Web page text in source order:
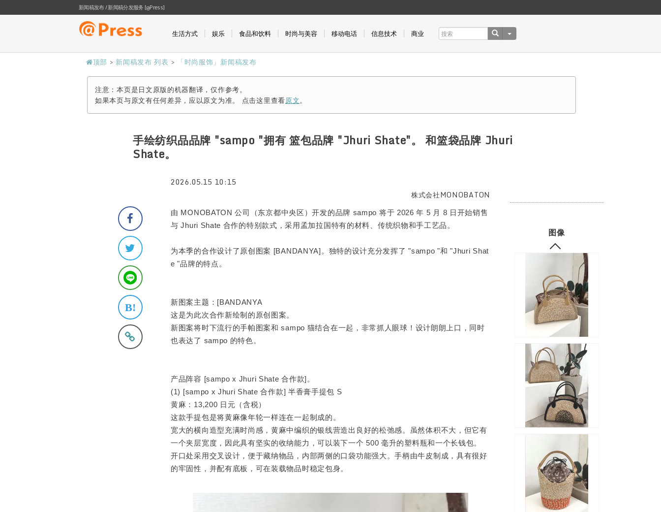
新闻稿发布 / 新闻稿分发服务 [@Press]
生活方式 娱乐 食品和饮料 时尚与美容 移动电话 信息技术 商业
顶部 >新闻稿发布 列表 > 「时尚服饰」新闻稿发布
注意：本页是日文原版的机器翻译，仅作参考。
如果本页与原文有任何差异，应以原文为准。 点击这里查看原文。
手绘纺织品品牌 "sampo "拥有 篮包品牌 "Jhuri Shate"。 和篮袋品牌 Jhuri
Shate。
2026.05.15 10:15
株式会社MONOBATON
由 MONOBATON 公司（东京都中央区）开发的品牌 sampo 将于 2026 年 5 月 8 日开始销售
与 Jhuri Shate 合作的特别款式，采用孟加拉国特有的材料、传统织物和手工艺品。
为本季的合作设计了原创图案 [BANDANYA]。独特的设计充分发挥了 "sampo "和 "Jhuri Shat
e "品牌的特点。
新图案主题：[BANDANYA
这是为此次合作新绘制的原创图案。
新图案将时下流行的手帕图案和 sampo 猫结合在一起，非常抓人眼球！设计朗朗上口，同时
也表达了 sampo 的特色。
产品阵容 [sampo x Jhuri Shate 合作款]。
(1) [sampo x Jhuri Shate 合作款] 半香膏手提包 S
黄麻：13,200 日元（含税）
这款手提包是将黄麻像年轮一样连在一起制成的。
宽大的横向造型充满时尚感，黄麻中编织的银线营造出良好的松弛感。虽然体积不大，但它有
一个夹层宽度，因此具有坚实的收纳能力，可以装下一个 500 毫升的塑料瓶和一个长钱包。
开口处采用交叉设计，便于藏纳物品，内部两侧的口袋功能强大。手柄由牛皮制成，具有很好
的牢固性，并配有底板，可在装载物品时稳定包身。
图像